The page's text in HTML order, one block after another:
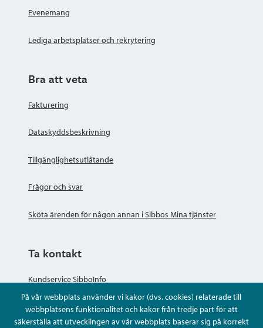
På vår webbplats använder vi kakor (dvs. cookies) relaterade till
webbplatsens funktionalitet och kakor från tredje part för att
säkerställa att utvecklingen av vår webbplats baserar sig på korrekt
Evenemang
Lediga arbetsplatser och rekrytering
Bra att veta
Fakturering
Dataskyddsbeskrivning
Tillgänglighetsutlåtande
Frågor och svar
Sköta ärenden för någon annan i Sibbos Mina tjänster
Ta kontakt
Kundservice SibboInfo
Ge anonym respons